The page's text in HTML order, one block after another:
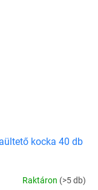
kocka 40 db
Raktáron (>5 db)